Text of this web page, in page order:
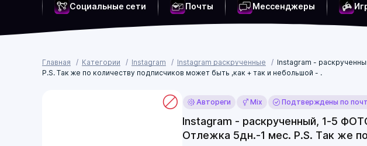
Социальные сети Почты Мессенджеры
Главная Категории Instagram Instagram раскрученные
Instagram -
P.S. Так же по количеству подписчиков может быть ,как + так и небольшой - .
Автореги Mix Подтверждены по
Instagram - раскрученный, 1-5
Отлежка 5дн.-1 мес. P.S. Так же